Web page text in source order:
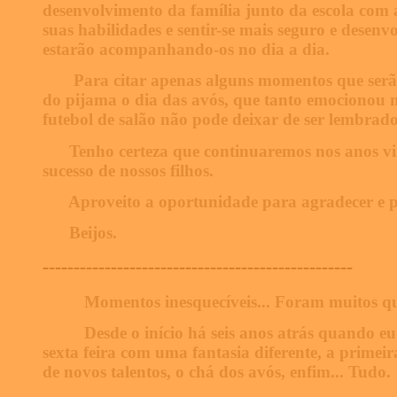
desenvolvimento da família junto da escola
suas habilidades e sentir-se mais seguro e
estarão acompanhando-os no dia a dia.
Para citar apenas alguns momentos que
do pijama o dia das avós, que tanto emocionou
futebol de salão não pode deixar de ser
Tenho certeza que continuaremos nos anos
sucesso de nossos filhos.
Aproveito a oportunidade para agradecer e
Beijos.
--------------------------------------------------
Momentos inesquecíveis... Foram muitos
Desde o início há seis anos atrás quando
sexta feira com uma fantasia diferente, a
de novos talentos, o chá dos avós, enfim... Tudo.